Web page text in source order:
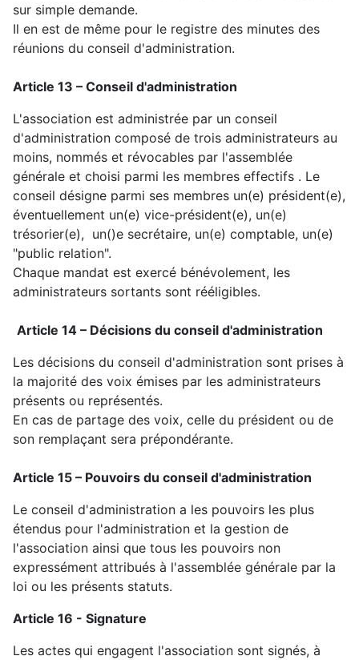
sur simple demande.
Il en est de même pour le registre des minutes des
réunions du conseil d'administration.
Article 13 – Conseil d'administration
L'association est administrée par un conseil
d'administration composé de trois administrateurs au
moins, nommés et révocables par l'assemblée
générale et choisi parmi les membres effectifs . Le
conseil désigne parmi ses membres un(e) président(e),
éventuellement un(e) vice-président(e), un(e)
trésorier(e), un()e secrétaire, un(e) comptable, un(e)
"public relation".
Chaque mandat est exercé bénévolement, les
administrateurs sortants sont rééligibles.
Article 14 – Décisions du conseil d'administration
Les décisions du conseil d'administration sont prises à
la majorité des voix émises par les administrateurs
présents ou représentés.
En cas de partage des voix, celle du président ou de
son remplaçant sera prépondérante.
Article 15 – Pouvoirs du conseil d'administration
Le conseil d'administration a les pouvoirs les plus
étendus pour l'administration et la gestion de
l'association ainsi que tous les pouvoirs non
expressément attribués à l'assemblée générale par la
loi ou les présents statuts.
Article 16 - Signature
Les actes qui engagent l'association sont signés, à